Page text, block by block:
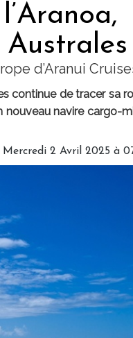
d’Aranui
continue de tracer sa
nouveau navire cargo-
Mercredi 2 Avril 2025 à